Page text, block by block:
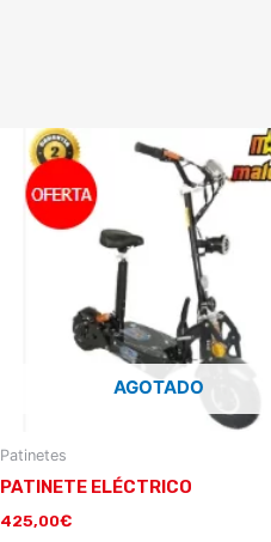
AGOTADO
Patinetes
PATINETE ELÉCTRICO
425,00€